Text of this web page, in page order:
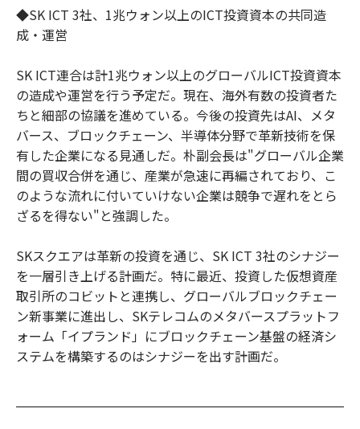
◆SK ICT 3社、1兆ウォン以上のICT投資資本の共同造
成・運営
SK ICT連合は計1兆ウォン以上のグローバルICT投資資本
の造成や運営を行う予定だ。現在、海外有数の投資者た
ちと細部の協議を進めている。今後の投資先はAI、メタ
バース、ブロックチェーン、半導体分野で革新技術を保
有した企業になる見通しだ。朴副会長は"グローバル企業
間の買収合併を通じ、産業が急速に再編されており、こ
のような流れに付いていけない企業は競争で遅れをとら
ざるを得ない"と強調した。
SKスクエアは革新の投資を通じ、SK ICT 3社のシナジー
を一層引き上げる計画だ。特に最近、投資した仮想資産
取引所のコビットと連携し、グローバルブロックチェー
ン新事業に進出し、SKテレコムのメタバースプラットフ
ォーム「イプランド」にブロックチェーン基盤の経済シ
ステムを構築するのはシナジーを出す計画だ。